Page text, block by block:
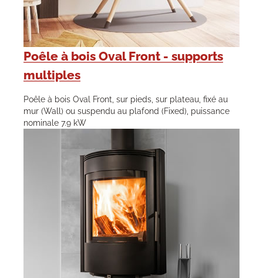
Poêle à bois Oval Front - supports
multiples
Poêle à bois Oval Front, sur pieds, sur plateau, fixé au
mur (Wall) ou suspendu au plafond (Fixed), puissance
nominale 7.9 kW